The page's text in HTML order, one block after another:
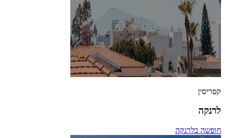
קפריסין
לרנקה
חופשה בלרנקה